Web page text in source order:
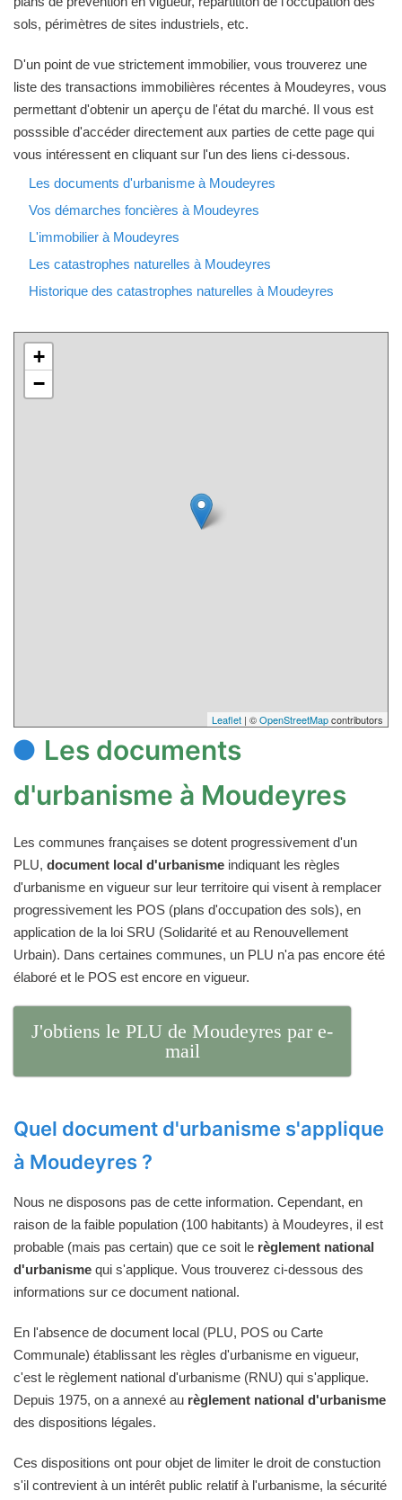
sols, périmètres de sites industriels, etc.
D'un point de vue strictement immobilier, vous trouverez une
liste des transactions immobilières récentes à Moudeyres, vous
permettant d'obtenir un aperçu de l'état du marché. Il vous est
posssible d'accéder directement aux parties de cette page qui
vous intéressent en cliquant sur l'un des liens ci-dessous.
Les documents d'urbanisme à Moudeyres
Vos démarches foncières à Moudeyres
L'immobilier à Moudeyres
Les catastrophes naturelles à Moudeyres
Historique des catastrophes naturelles à Moudeyres
+
−
Leaflet | ©OpenStreetMapcontributors
Les documents
d'urbanisme à Moudeyres
Les communes françaises se dotent progressivement d'un
PLU, document local d'urbanisme indiquant les règles
d'urbanisme en vigueur sur leur territoire qui visent à remplacer
progressivement les POS (plans d'occupation des sols), en
application de la loi SRU (Solidarité et au Renouvellement
Urbain). Dans certaines communes, un PLU n'a pas encore été
élaboré et le POS est encore en vigueur.
J'obtiens le PLU de Moudeyres par e-
mail
Quel document d'urbanisme s'applique
à Moudeyres ?
Nous ne disposons pas de cette information. Cependant, en
raison de la faible population (100 habitants) à Moudeyres, il est
probable (mais pas certain) que ce soit le règlement national
d'urbanisme qui s'applique. Vous trouverez ci-dessous des
informations sur ce document national.
En l'absence de document local (PLU, POS ou Carte
Communale) établissant les règles d'urbanisme en vigueur,
c'est le règlement national d'urbanisme (RNU) qui s'applique.
Depuis 1975, on a annexé au règlement national d'urbanisme
des dispositions légales.
Ces dispositions ont pour objet de limiter le droit de constuction
s'il contrevient à un intérêt public relatif à l'urbanisme, la sécurité